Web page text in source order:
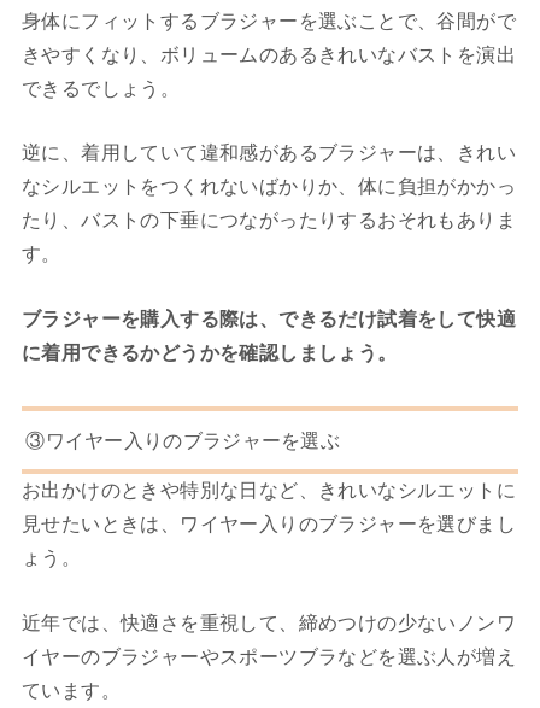
身体にフィットするブラジャーを選ぶことで、谷間がで
きやすくなり、ボリュームのあるきれいなバストを演出
できるでしょう。
逆に、着用していて違和感があるブラジャーは、きれい
なシルエットをつくれないばかりか、体に負担がかかっ
たり、バストの下垂につながったりするおそれもありま
す。
ブラジャーを購入する際は、できるだけ試着をして快適
に着用できるかどうかを確認しましょう。
③ワイヤー入りのブラジャーを選ぶ
お出かけのときや特別な日など、きれいなシルエットに
見せたいときは、ワイヤー入りのブラジャーを選びまし
ょう。
近年では、快適さを重視して、締めつけの少ないノンワ
イヤーのブラジャーやスポーツブラなどを選ぶ人が増え
ています。